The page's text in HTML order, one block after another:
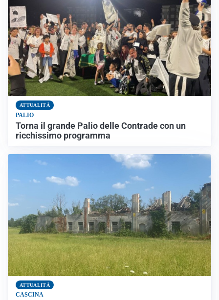
ATTUALITÀ
PALIO
Torna il grande Palio delle Contrade con un
ricchissimo programma
ATTUALITÀ
CASCINA